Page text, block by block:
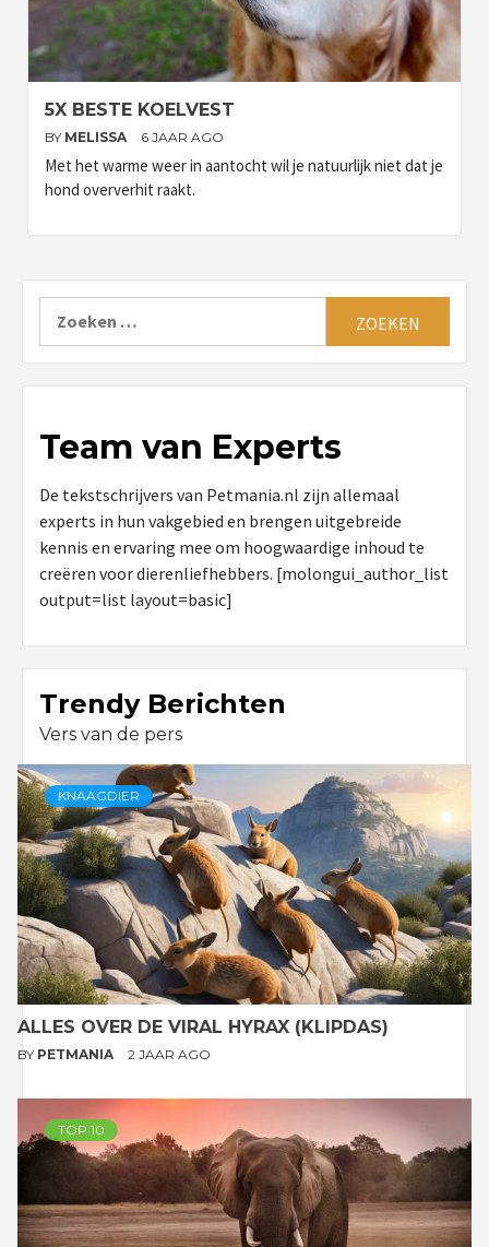
5X BESTE KOELVEST
BY MELISSA 6 JAAR AGO
Met het warme weer in aantocht wil je natuurlijk niet dat je
hond oververhit raakt.
Team van Experts
De tekstschrijvers van Petmania.nl zijn allemaal
experts in hun vakgebied en brengen uitgebreide
kennis en ervaring mee om hoogwaardige inhoud te
creëren voor dierenliefhebbers. [molongui_author_list
output=list layout=basic]
Trendy Berichten
Vers van de pers
KNAAGDIER
ALLES OVER DE VIRAL HYRAX (KLIPDAS)
BY PETMANIA 2 JAAR AGO
TOP 10